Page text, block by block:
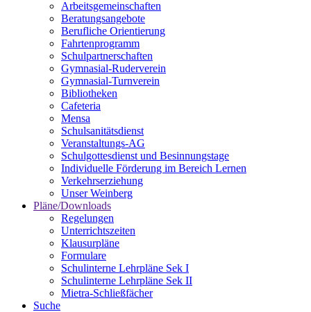
Arbeitsgemeinschaften
Beratungsangebote
Berufliche Orientierung
Fahrtenprogramm
Schulpartnerschaften
Gymnasial-Ruderverein
Gymnasial-Turnverein
Bibliotheken
Cafeteria
Mensa
Schulsanitätsdienst
Veranstaltungs-AG
Schulgottesdienst und Besinnungstage
Individuelle Förderung im Bereich Lernen
Verkehrserziehung
Unser Weinberg
Pläne/Downloads
Regelungen
Unterrichtszeiten
Klausurpläne
Formulare
Schulinterne Lehrpläne Sek I
Schulinterne Lehrpläne Sek II
Mietra-Schließfächer
Suche